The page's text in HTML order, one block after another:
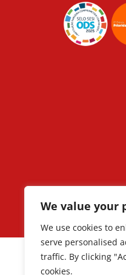
We value your
We use cookies to
serve personalised
traffic. By clicking
cookies.